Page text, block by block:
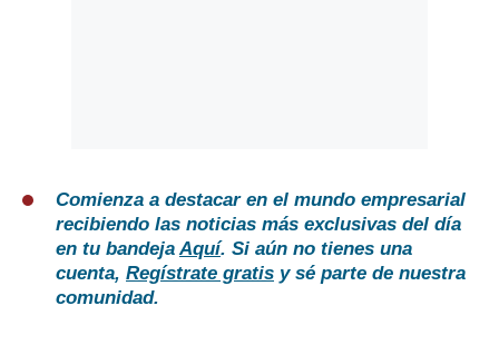
Comienza a destacar en el mundo empresarial
recibiendo las noticias más exclusivas del día
en tu bandejaAquí. Si aún no tienes una
cuenta, Regístrate gratis y sé parte de nuestra
comunidad.